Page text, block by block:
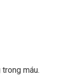
máu.